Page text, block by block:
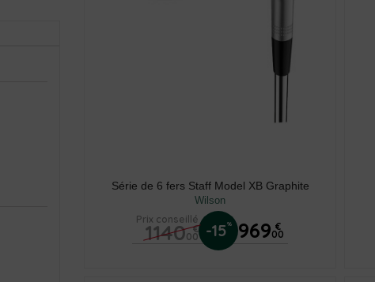
Série de 6 fers Staff Model XB Graphite
Wilson
Prix conseillé
1140 €
00 -15% 969 €
00